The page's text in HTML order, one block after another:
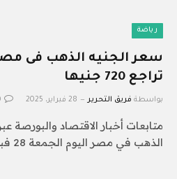
رياضة
سعر الجنيه الذهب فى
تراجع 720 جنيها
بواسطة فريق التحرير 28 فبراير، 2025
متابعات أخبار الاقتصاد والبورصة
الذهب في مصر اليوم الجمعة 28 فبراير 2025 تراجعًا ملحوظًا…